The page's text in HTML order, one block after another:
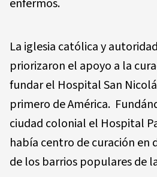
La iglesia católica y
priorizaron el apoyo a la
fundar el Hospital San
primero de América.
ciudad colonial el Hospital
había centro de curación en
de los barrios populares de